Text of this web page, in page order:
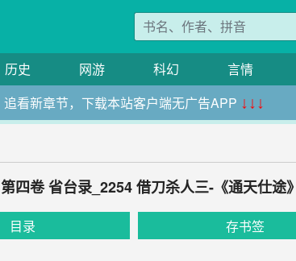
历史 网游 科幻 言情
追看新章节，下载本站客户端无广告APP ↓↓↓
四卷 省台录_2254 借刀杀人三-《通天仕途》
目录 存书签